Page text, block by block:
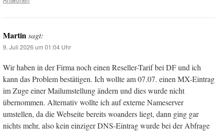
Martinsagt:
9. Juli 2026 um 01:04 Uhr
Wir haben in der Firma noch einen Reseller-Tarif bei DF und ich
kann das Problem bestätigen. Ich wollte am 07.07. einen MX-Eintrag
im Zuge einer Mailumstellung ändern und dies wurde nicht
übernommen. Alternativ wollte ich auf externe Nameserver
umstellen, da die Webseite bereits woanders liegt, dann ging gar
nichts mehr, also kein einziger DNS-Eintrag wurde bei der Abfrage